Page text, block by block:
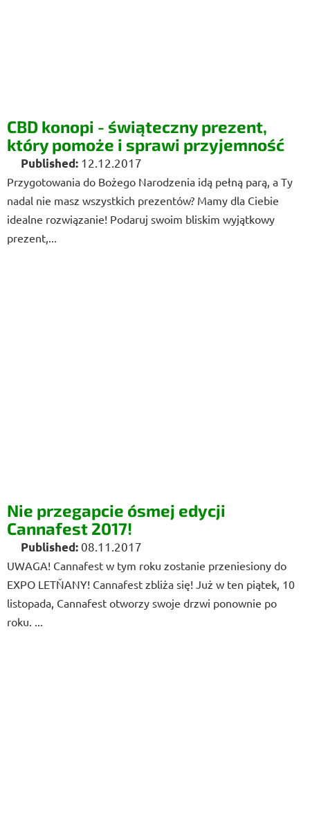
CBD konopi - świąteczny prezent,
który pomoże i sprawi przyjemność
12.12.2017
Przygotowania do Bożego Narodzenia idą pełną parą, a Ty
nadal nie masz wszystkich prezentów? Mamy dla Ciebie
idealne rozwiązanie! Podaruj swoim bliskim wyjątkowy
prezent,...
Nie przegapcie ósmej edycji
Cannafest 2017!
08.11.2017
UWAGA! Cannafest w tym roku zostanie przeniesiony do
EXPO LETŇANY! Cannafest zbliża się! Już w ten piątek, 10
listopada, Cannafest otworzy swoje drzwi ponownie po
roku. ...